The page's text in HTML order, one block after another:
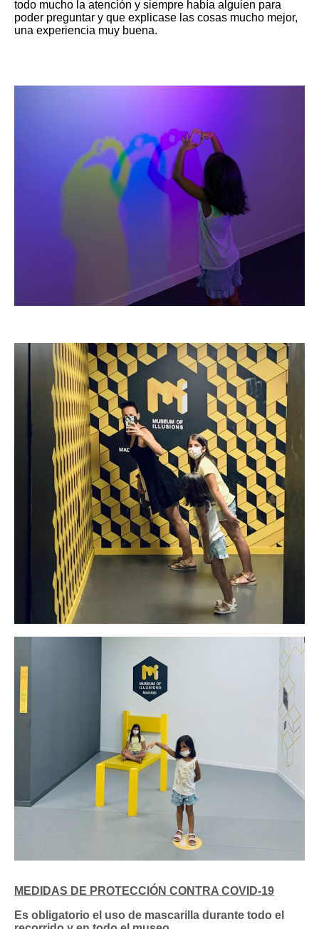
todo mucho la atención y siempre había alguien para
poder preguntar y que explicase las cosas mucho mejor,
una experiencia muy buena.
MEDIDAS DE PROTECCIÓN CONTRA COVID-19
Es obligatorio el uso de mascarilla durante todo el